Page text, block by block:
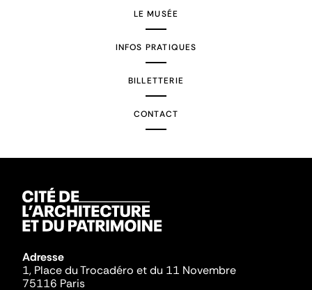
LE MUSÉE
INFOS PRATIQUES
BILLETTERIE
CONTACT
Adresse
1, Place du Trocadéro et du 11 Novembre
75116 Paris